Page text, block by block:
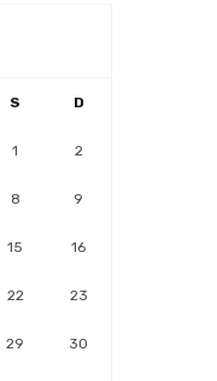
S D
1 2
8 9
15 16
22 23
29 30